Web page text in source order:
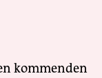
kommenden